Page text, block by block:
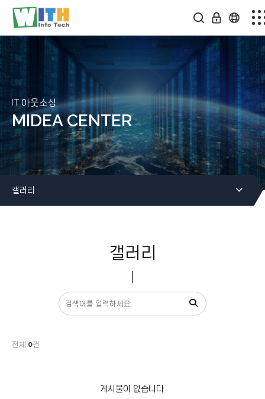
스마트팩토리
솔루션소개
미디어센터
온라인문의
IT 아웃소싱
MIDEA CENTER
갤러리
갤러리
전체 0건
게시물이 없습니다.